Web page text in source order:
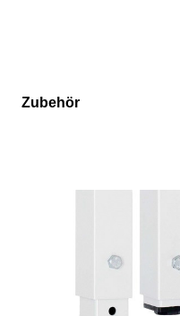
Produktgalerie überspringen
Zubehör